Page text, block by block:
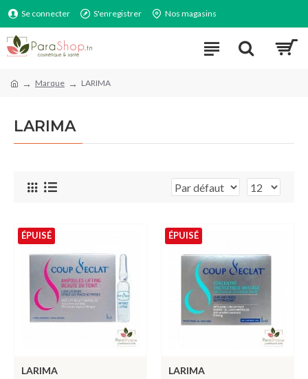
Se connecter S'enregistrer Nos magasins
Marque LARIMA
LARIMA
ÉPUISÉ
LARIMA
ÉPUISÉ
LARIMA